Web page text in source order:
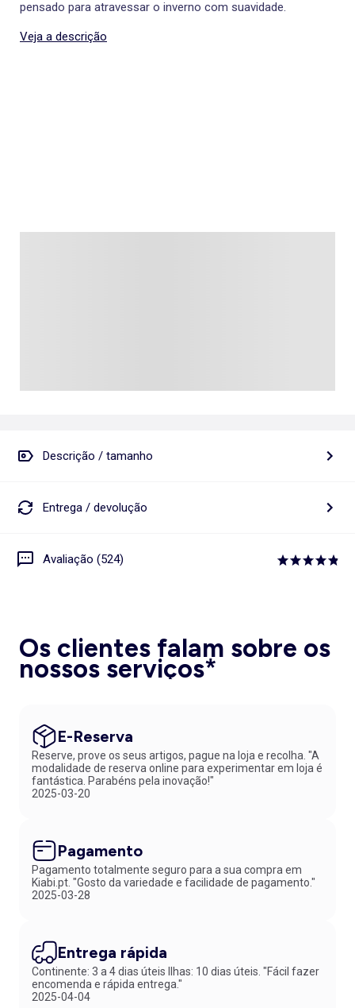
pensado para atravessar o inverno com suavidade.
Veja a descrição
Descrição / tamanho
Entrega / devolução
Avaliação (524)
Os clientes falam sobre os
nossos serviços*
E-Reserva
Reserve, prove os seus artigos, pague na loja e recolha. "A
modalidade de reserva online para experimentar em loja é
fantástica. Parabéns pela inovação!"
2025-03-20
Pagamento
Pagamento totalmente seguro para a sua compra em
Kiabi.pt. "Gosto da variedade e facilidade de pagamento."
2025-03-28
Entrega rápida
Continente: 3 a 4 dias úteis Ilhas: 10 dias úteis. "Fácil fazer
encomenda e rápida entrega."
2025-04-04